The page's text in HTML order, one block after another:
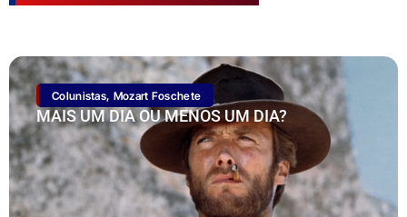
Colunistas, Mozart Foschete
MAIS UM DIA OU MENOS UM DIA?